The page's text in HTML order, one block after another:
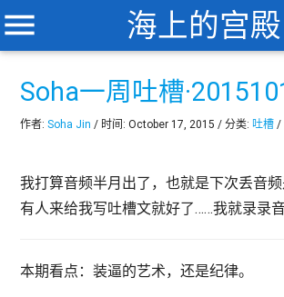
海上的宫殿
menu
Soha一周吐槽
作者:Soha Jin / 时间: October 17, 2015 / 分类:吐槽 /
我打算音频半月出了，也就是下次丢音
有人来给我写吐槽文就好了……我就录录
本期看点：装逼的艺术，还是纪律。